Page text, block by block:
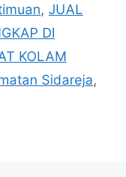
, JUAL
DI
KOLAM
Sidareja,